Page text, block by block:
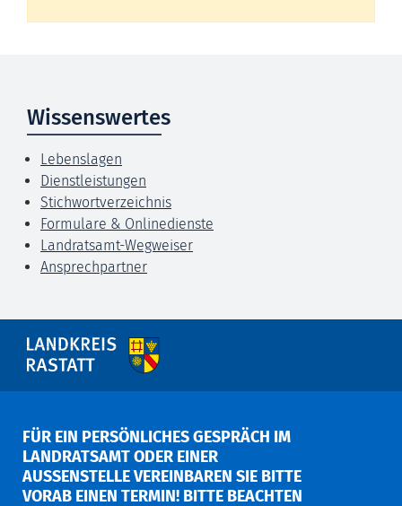
Wissenswertes
Lebenslagen
Dienstleistungen
Stichwortverzeichnis
Formulare & Onlinedienste
Landratsamt-Wegweiser
Ansprechpartner
FÜR EIN PERSÖNLICHES GESPRÄCH IM
LANDRATSAMT ODER EINER
AUSSENSTELLE VEREINBAREN SIE BITTE V
ORAB EINEN TERMIN! BITTE BEACHTEN S